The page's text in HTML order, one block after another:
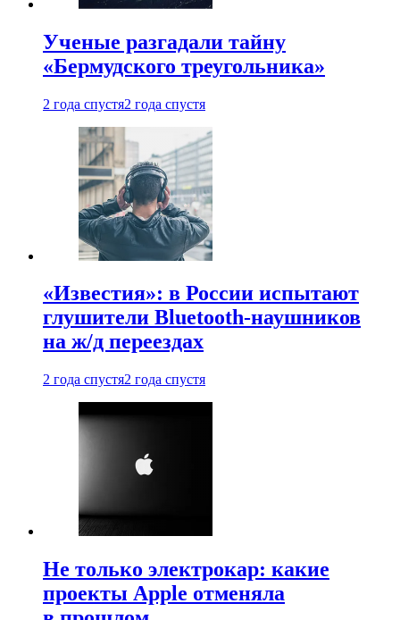
Ученые разгадали тайну
«Бермудского треугольника»
2 года спустя2 года спустя
«Известия»: в России испытают
глушители Bluetooth-наушников
на ж/д переездах
2 года спустя2 года спустя
Не только электрокар: какие
проекты Apple отменяла